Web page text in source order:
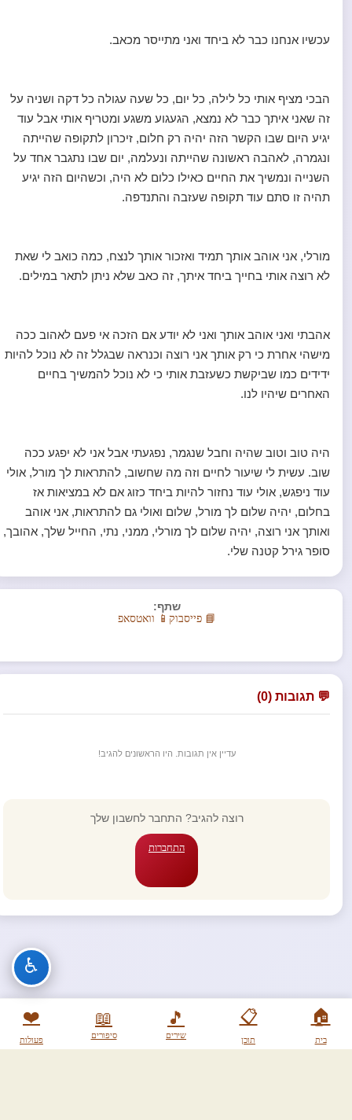
🏠
בית
📋
תוכן
🎵
שירים
📖
סיפורים
❤️
פעולות
עכשיו אנחנו כבר לא ביחד ואני מתייסר מכאב.
הבכי מציף אותי כל לילה, כל יום, כל שעה עגולה כל דקה ושניה על
זה שאני איתך כבר לא נמצא, הגעגוע משגע ומטריף אותי אבל עוד
יגיע היום שבו הקשר הזה יהיה רק חלום, זיכרון לתקופה שהייתה
ונגמרה, לאהבה ראשונה שהייתה ונעלמה, יום שבו נתגבר אחד על
השנייה ונמשיך את החיים כאילו כלום לא היה, וכשהיום הזה יגיע
תהיה זו סתם עוד תקופה שעזבה והתנדפה.
מורלי, אני אוהב אותך תמיד ואזכור אותך לנצח, כמה כואב לי שאת
לא רוצה אותי בחייך ביחד איתך, זה כאב שלא ניתן לתאר במילים.
אהבתי ואני אוהב אותך ואני לא יודע אם הזכה אי פעם לאהוב ככה
מישהי אחרת כי רק אותך אני רוצה וכנראה שבגלל זה לא נוכל להיות
ידידים כמו שביקשת כשעזבת אותי כי לא נוכל להמשיך בחיים
האחרים שיהיו לנו.
היה טוב וטוב שהיה וחבל שנגמר, נפגעתי אבל אני לא יפגע ככה
שוב. עשית לי שיעור לחיים וזה מה שחשוב, להתראות לך מורל, אולי
עוד ניפגש, אולי עוד נחזור להיות ביחד כזוג אם לא במציאות אז
בחלום, יהיה שלום לך מורל, שלום ואולי גם להתראות, אני אוהב
ואותך אני רוצה, יהיה שלום לך מורלי, ממני, נתי, החייל שלך, אהובך,
סופר גירל קטנה שלי.
שתף:
📘 פייסבוק 📱 וואטסאפ
💬 תגובות (0)
עדיין אין תגובות. היו הראשונים להגיב!
רוצה להגיב? התחבר לחשבון שלך
התחברות
♿